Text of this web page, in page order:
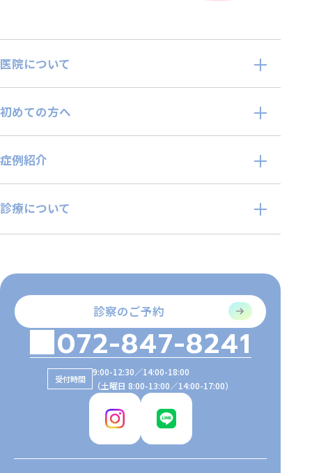
医院について
初めての方へ
症例紹介
診療について
診察のご予約
072-847-8241
受付時間
9:00-12:30／14:00-18:00
（土曜日 8:00-13:00／14:00-17:00）